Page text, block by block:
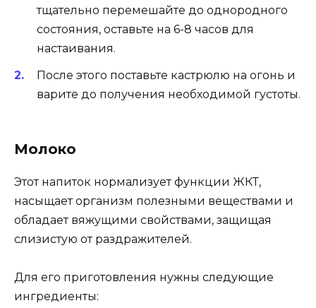
тщательно перемешайте до однородного
состояния, оставьте на 6-8 часов для
настаивания.
После этого поставьте кастрюлю на огонь и
варите до получения необходимой густоты.
Молоко
Этот напиток нормализует функции ЖКТ,
насыщает организм полезными веществами и
обладает вяжущими свойствами, защищая
слизистую от раздражителей.
Для его приготовления нужны следующие
ингредиенты: